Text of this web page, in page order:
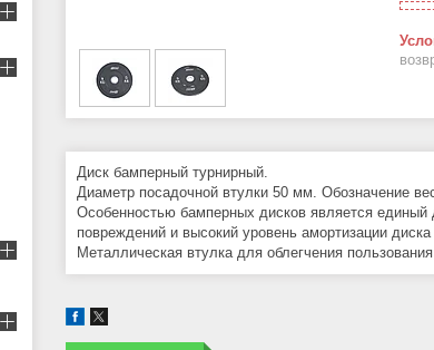
Диск бамперный турнирный.
Диаметр посадочной втулки 50 мм. Обозначение
Особенностью бамперных дисков является единый
повреждений и высокий уровень амортизации диска
Металлическая втулка для облегчения